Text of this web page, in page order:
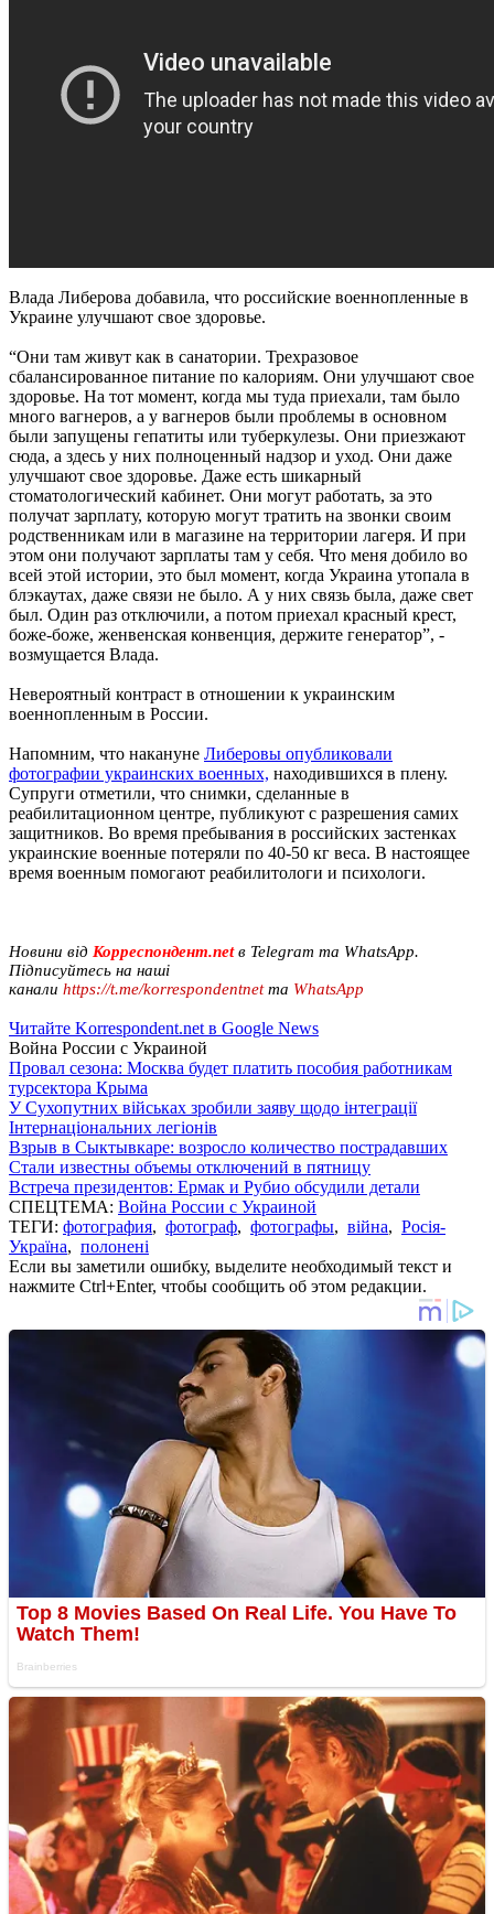
Влада Либерова добавила, что российские военнопленные в
Украине улучшают свое здоровье.
“Они там живут как в санатории. Трехразовое
сбалансированное питание по калориям. Они улучшают свое
здоровье. На тот момент, когда мы туда приехали, там было
много вагнеров, а у вагнеров были проблемы в основном
были запущены гепатиты или туберкулезы. Они приезжают
сюда, а здесь у них полноценный надзор и уход. Они даже
улучшают свое здоровье. Даже есть шикарный
стоматологический кабинет. Они могут работать, за это
получат зарплату, которую могут тратить на звонки своим
родственникам или в магазине на территории лагеря. И при
этом они получают зарплаты там у себя. Что меня добило во
всей этой истории, это был момент, когда Украина утопала в
блэкаутах, даже связи не было. А у них связь была, даже свет
был. Один раз отключили, а потом приехал красный крест,
боже-боже, женвенская конвенция, держите генератор”, -
возмущается Влада.
Невероятный контраст в отношении к украинским
военнопленным в России.
Напомним, что накануне Либеровы опубликовали
фотографии украинских военных, находившихся в плену.
Супруги отметили, что снимки, сделанные в
реабилитационном центре, публикуют с разрешения самих
защитников. Во время пребывания в российских застенках
украинские военные потеряли по 40-50 кг веса. В настоящее
время военным помогают реабилитологи и психологи.
Новини від Корреспондент.netв Telegram та WhatsApp.
Підписуйтесь на наші
канали https://t.me/korrespondentnetта WhatsApp
Читайте Korrespondent.net в Google News
Война России с Украиной
Провал сезона: Москва будет платить пособия работникам
турсектора Крыма
У Сухопутних військах зробили заяву щодо інтеграції
Інтернаціональних легіонів
Взрыв в Сыктывкаре: возросло количество пострадавших
Стали известны объемы отключений в пятницу
Встреча президентов: Ермак и Рубио обсудили детали
СПЕЦТЕМА: Война России с Украиной
ТЕГИ: фотография, фотограф, фотографы, війна, Росія-
Україна, полонені
Если вы заметили ошибку, выделите необходимый текст и
нажмите Ctrl+Enter, чтобы сообщить об этом редакции.